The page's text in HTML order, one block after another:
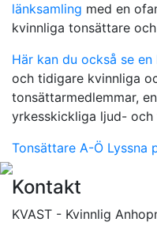
länksamling med en
kvinnliga tonsättare
Här kan du också se en
och tidigare kvinnliga
tonsättarmedlemmar,
yrkesskickliga ljud- och
Tonsättare A-Ö Lyssna
Kontakt
KVAST - Kvinnlig